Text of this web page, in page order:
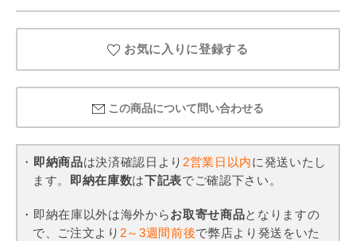
お気に入りに登録する
この商品について問い合わせる
・ 即納商品は決済確認日より2営業日以内に発送いたし
ます。 即納在庫数は下記表でご確認下さい。
・即納在庫以外は海外からお取寄せ商品となりますの
で、ご注文より 2～3週間前後で弊店より発送をいた